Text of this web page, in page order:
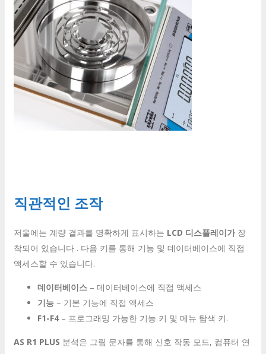
직관적인 조작
저울에는 계량 결과를 명확하게 표시하는 LCD 디스플레이가장
착되어 있습니다 . 다음 키를 통해 기능 및 데이터베이스에 직접
액세스할 수 있습니다.
데이터베이스 – 데이터베이스에 직접 액세스
기능 – 기본 기능에 직접 액세스
F1-F4– 프로그래밍 가능한 기능 키 및 메뉴 탐색 키.
AS R1 PLUS 분석은 그림 문자를 통해 신호 작동 모드, 컴퓨터 연